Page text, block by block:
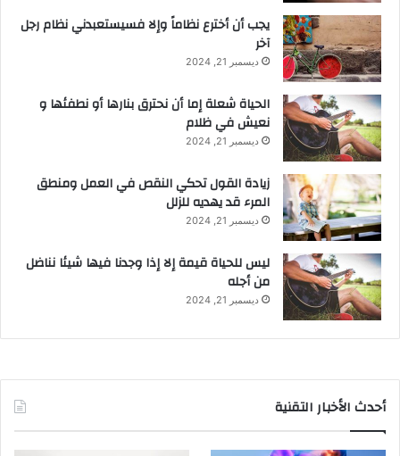
يجب أن أخترع نظاماً وإلا فسيستعبدني نظام رجل
آخر
ديسمبر 21, 2024
الحياة شعلة إما أن نحترق بنارها أو نطفئها و
نعيش في ظلام
ديسمبر 21, 2024
زيادة القول تحكي النقص في العمل ومنطق
المرء قد يهديه للزلل
ديسمبر 21, 2024
ليس للحياة قيمة إلا إذا وجدنا فيها شيئا نناضل
من أجله
ديسمبر 21, 2024
أحدث الأخبار التقنية